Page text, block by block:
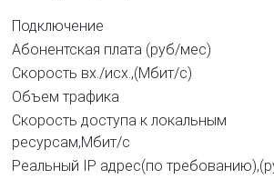
Подключение
Абонентская плата (руб/мес)
Скорость вх./исх.,(Мбит/c)
Объем трафика
Скорость доступа к локальным
ресурсам,Мбит/c
Реальный IP адрес(по